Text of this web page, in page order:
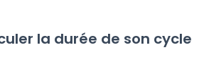
la durée de son cycle